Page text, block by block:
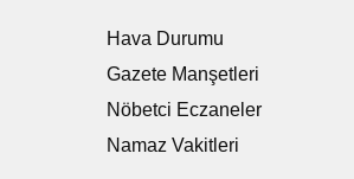
Hava Durumu
Gazete Manşetleri
Nöbetci Eczaneler
Namaz Vakitleri